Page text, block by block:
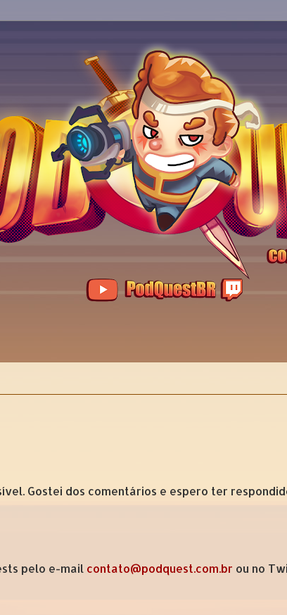
Gostei dos comentários e espero ter
pelo e-mail contato@podquest.com.br ou no